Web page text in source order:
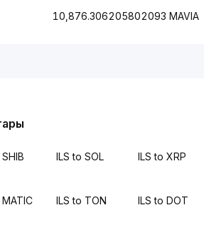
10,876.306205802093 MAVIA
ILS to SOL ILS to XRP
ILS to TON ILS to DOT